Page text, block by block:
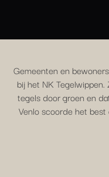
Gemeenten en
bij het NK
tegels door groen en
Venlo scoorde het